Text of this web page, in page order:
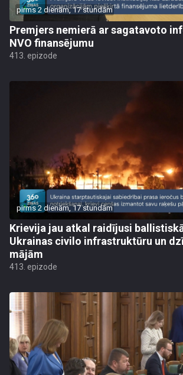
pirms 2 dienām, 17 stundām
Premjers nemierā ar sagatavoto
NVO finansējumu
413. epizode
pirms 2 dienām, 17 stundām
Krievija jau atkal raidījusi
Ukrainas civilo infrastruktūru un
mājām
413. epizode